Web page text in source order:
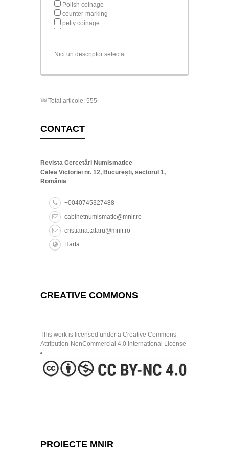
Polish coinage
counter-marking
petty coinage
graphical study
imitative coinage
metrology
Nici un descriptor selectat.
Total articole: 555
CONTACT
Revista Cercetări Numismatice
Calea Victoriei nr. 12, București, sectorul 1,
România
+0040745327488
cabinetnumismatic@mnir.ro
cristiana.tataru@mnir.ro
Harta
CREATIVE COMMONS
This work is licensed under a Creative Commons
Attribution-NonCommercial 4.0 International License
PROIECTE MNIR